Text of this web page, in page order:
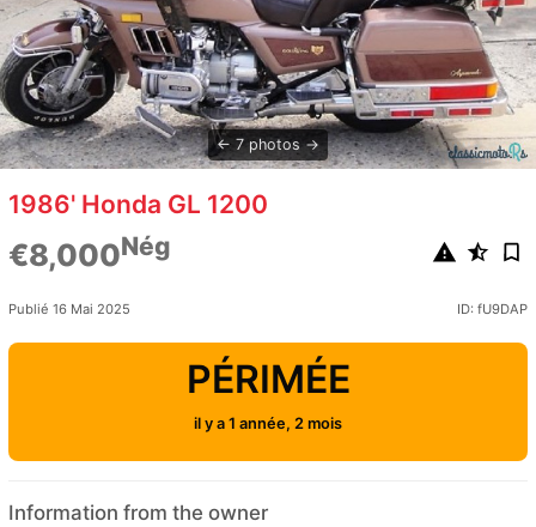
7 photos
1986' Honda GL 1200
€8,000Nég
Publié 16 Mai 2025 ID: fU9DAP
PÉRIMÉE
il y a 1 année, 2 mois
Information from the owner